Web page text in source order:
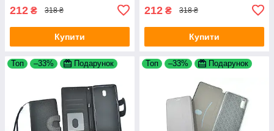
212 ₴ 318 ₴
Купити
212 ₴ 318 ₴
Купити
Топ –33% Подарунок Топ –33% Подарунок